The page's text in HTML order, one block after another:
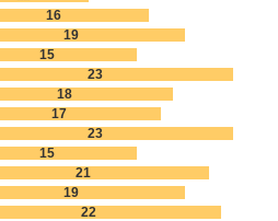
16
19
15
23
18
17
23
15
21
19
22